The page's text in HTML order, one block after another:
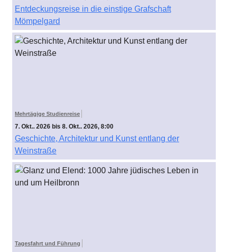
Entdeckungsreise in die einstige Grafschaft
Mömpelgard
Mehrtägige Studienreise
7. Okt.. 2026 bis 8. Okt.. 2026, 8:00
Geschichte, Architektur und Kunst entlang der
Weinstraße
Tagesfahrt und Führung